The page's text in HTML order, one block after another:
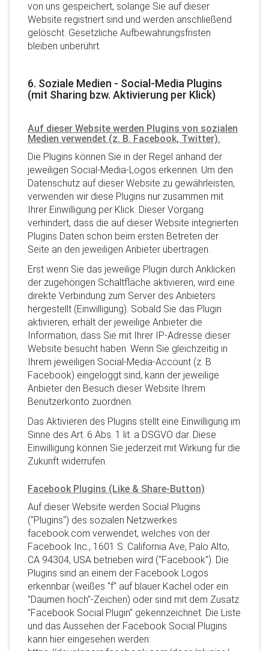
von uns gespeichert, solange Sie auf dieser
Website registriert sind und werden anschließend
gelöscht. Gesetzliche Aufbewahrungsfristen
bleiben unberührt.
6. Soziale Medien - Social-Media Plugins
(mit Sharing bzw. Aktivierung per Klick)
Auf dieser Website werden Plugins von sozialen
Medien verwendet (z. B. Facebook, Twitter).
Die Plugins können Sie in der Regel anhand der
jeweiligen Social-Media-Logos erkennen. Um den
Datenschutz auf dieser Website zu gewährleisten,
verwenden wir diese Plugins nur zusammen mit
Ihrer Einwilligung per Klick. Dieser Vorgang
verhindert, dass die auf dieser Website integrierten
Plugins Daten schon beim ersten Betreten der
Seite an den jeweiligen Anbieter übertragen.
Erst wenn Sie das jeweilige Plugin durch Anklicken
der zugehörigen Schaltfläche aktivieren, wird eine
direkte Verbindung zum Server des Anbieters
hergestellt (Einwilligung). Sobald Sie das Plugin
aktivieren, erhält der jeweilige Anbieter die
Information, dass Sie mit Ihrer IP-Adresse dieser
Website besucht haben. Wenn Sie gleichzeitig in
Ihrem jeweiligen Social-Media-Account (z. B.
Facebook) eingeloggt sind, kann der jeweilige
Anbieter den Besuch dieser Website Ihrem
Benutzerkonto zuordnen.
Das Aktivieren des Plugins stellt eine Einwilligung im
Sinne des Art. 6 Abs. 1 lit. a DSGVO dar. Diese
Einwilligung können Sie jederzeit mit Wirkung für die
Zukunft widerrufen.
Facebook Plugins (Like & Share-Button)
Auf dieser Website werden Social Plugins
("Plugins") des sozialen Netzwerkes
facebook.com verwendet, welches von der
Facebook Inc., 1601 S. California Ave, Palo Alto,
CA 94304, USA betrieben wird ("Facebook"). Die
Plugins sind an einem der Facebook Logos
erkennbar (weißes "f" auf blauer Kachel oder ein
"Daumen hoch"-Zeichen) oder sind mit dem Zusatz
"Facebook Social Plugin" gekennzeichnet. Die Liste
und das Aussehen der Facebook Social Plugins
kann hier eingesehen werden: